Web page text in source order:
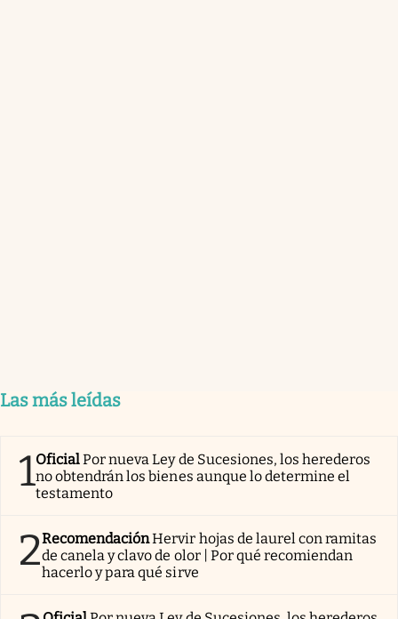
Las más leídas
1OficialPor nueva Ley de Sucesiones, los herederos
no obtendrán los bienes aunque lo determine el
testamento
2RecomendaciónHervir hojas de laurel con ramitas
de canela y clavo de olor | Por qué recomiendan
hacerlo y para qué sirve